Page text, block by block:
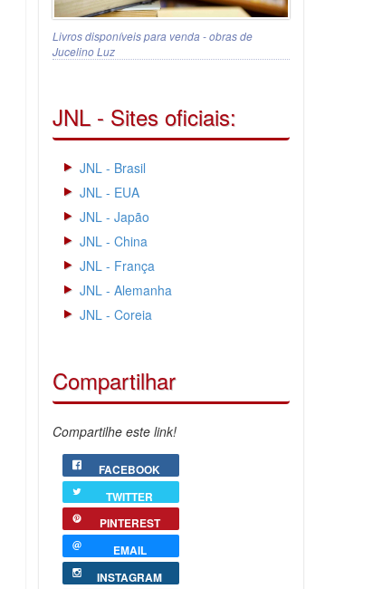
Livros disponíveis para venda - obras de
Jucelino Luz
JNL - Sites oficiais:
JNL - Brasil
JNL - EUA
JNL - Japão
JNL - China
JNL - França
JNL - Alemanha
JNL - Coreia
Compartilhar
Compartilhe este link!
FACEBOOK
TWITTER
PINTEREST
EMAIL
INSTAGRAM